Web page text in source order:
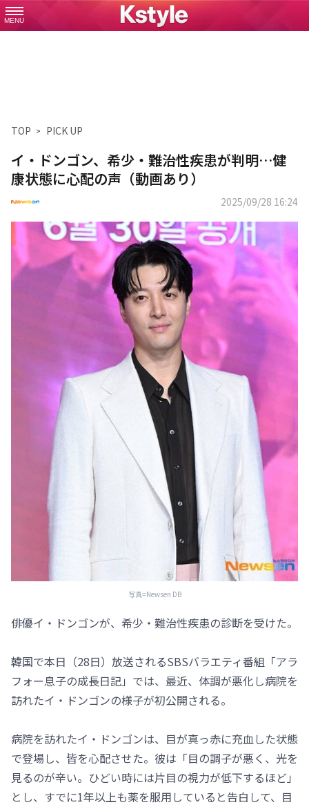
MENU
TOP PICK UP
イ・ドンゴン、希少・難治性疾患が判明…健
康状態に心配の声（動画あり）
2025/09/28 16:24
写真=Newsen DB
俳優イ・ドンゴンが、希少・難治性疾患の診断を受けた。
韓国で本日（28日）放送されるSBSバラエティ番組「アラ
フォー息子の成長日記」では、最近、体調が悪化し病院を
訪れたイ・ドンゴンの様子が初公開される。
病院を訪れたイ・ドンゴンは、目が真っ赤に充血した状態
で登場し、皆を心配させた。彼は「目の調子が悪く、光を
見るのが辛い。ひどい時には片目の視力が低下するほど」
とし、すでに1年以上も薬を服用していると告白して、目